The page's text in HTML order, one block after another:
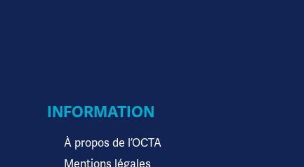
INFORMATION
À propos de l’OCTA
Mentions légales